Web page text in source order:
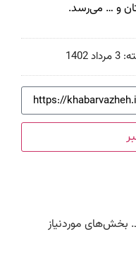
و … می‌رسد.
3 مرداد 1402
بخش‌های موردنیاز